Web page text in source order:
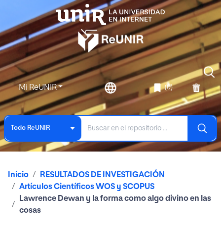
Mi ReUNIR (0)
Todo ReUNIR
Inicio
RESULTADOS DE INVESTIGACIÓN
Artículos Científicos WOS y SCOPUS
Lawrence Dewan y la forma como algo divino en las
cosas